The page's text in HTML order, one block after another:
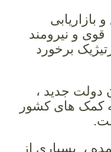
بازاریابی
و نیرومند
برخورد
دولت جدید ،
کمک های کشور
، بسیاری از